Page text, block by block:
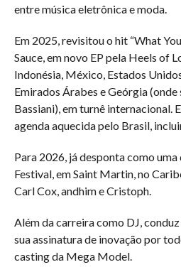
entre música eletrônica e moda.
Em 2025, revisitou o hit “What
Sauce, em novo EP pela Heels of
Indonésia, México, Estados
Emirados Árabes e Geórgia
Bassiani), em turnê internacional.
agenda aquecida pelo Brasil,
Para 2026, já desponta como
Festival, em Saint Martin, no
Carl Cox, andhim e Cristoph.
Além da carreira como DJ,
sua assinatura de inovação por
casting da Mega Model.